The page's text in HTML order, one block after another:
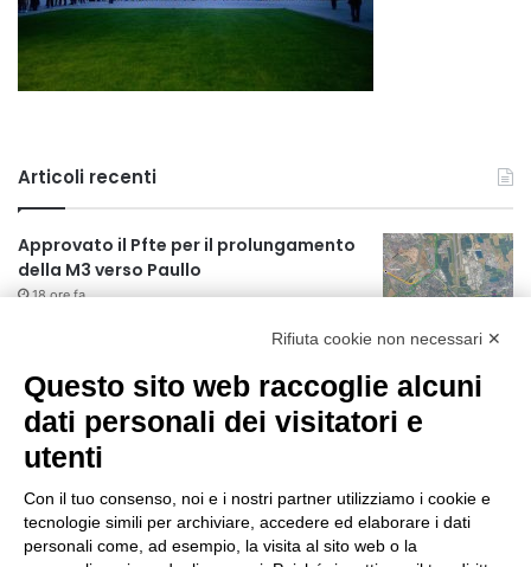
Articoli recenti
Approvato il Pfte per il prolungamento
della M3 verso Paullo
18 ore fa
75 anni di INFN. La comunità, la storia, il
futuro della ricerca in fisica
fondamentale in Italia
18 ore fa
Milano Aiuta Estate, 1600 prestazioni di
assistenza attivate
20 ore fa
Rifiuta cookie non necessari ✕
Questo sito web raccoglie alcuni
dati personali dei visitatori e
utenti
Con il tuo consenso, noi e i nostri partner utilizziamo i cookie e
tecnologie simili per archiviare, accedere ed elaborare i dati
personali come, ad esempio, la visita al sito web o la